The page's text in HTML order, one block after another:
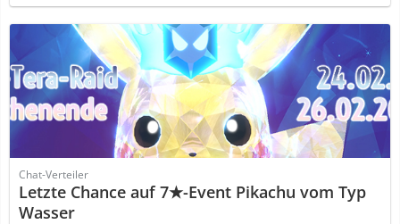
Chat-Verteiler
Letzte Chance auf 7★-Event Pikachu vom Typ
Wasser